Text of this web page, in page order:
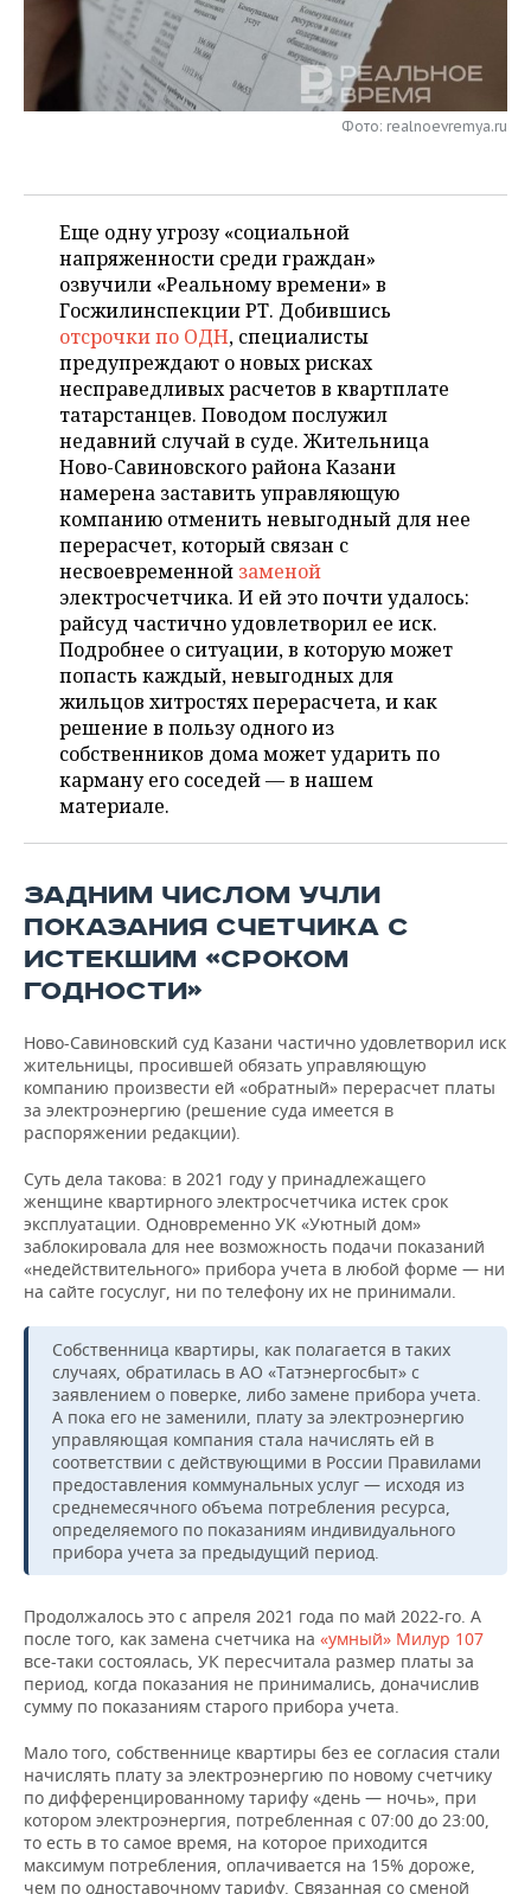
НЕФТЕХИМИЯ
НЕФТЬ
ОПК
РОЗНИЧНАЯ ТОРГОВЛЯ
ТРАНСПОРТ
НОВОСТИ ТЕХНОЛОГИЙ
IT
МЕРОПРИЯТИЯ
НОВОСТИ МЕРОПРИЯТИЙ
ONLINE-КОНФЕРЕНЦИИ
ОТКРЫТАЯ ЛЕКЦИЯ
СПОРТ
ХОККЕЙ
БАСКЕТБОЛ
ВОЛЕЙБОЛ
КИБЕРСПОРТ
ФИГУРНОЕ КАТАНИЕ
ХОККЕЙ С МЯЧОМ
ВЛАСТЬ
ИНФРАСТРУКТУРА
ИСТОРИЯ
КУЛЬТУРА
МЕДИЦИНА
ПРОИСШЕСТВИЯ
СЮЖЕТЫ
СПРАВОЧНИК
СПИСОК ПЕРСОН
СПИСОК КОМПАНИЙ
ПОЛНАЯ ВЕРСИЯ
Фото: realnoevremya.ru
Еще одну угрозу «социальной
напряженности среди граждан»
озвучили «Реальному времени» в
Госжилинспекции РТ. Добившись
отсрочки по ОДН, специалисты
предупреждают о новых рисках
несправедливых расчетов в квартплате
татарстанцев. Поводом послужил
недавний случай в суде. Жительница
Ново-Савиновского района Казани
намерена заставить управляющую
компанию отменить невыгодный для нее
перерасчет, который связан с
несвоевременной заменой
электросчетчика. И ей это почти удалось:
райсуд частично удовлетворил ее иск.
Подробнее о ситуации, в которую может
попасть каждый, невыгодных для
жильцов хитростях перерасчета, и как
решение в пользу одного из
собственников дома может ударить по
карману его соседей — в нашем
материале.
ЗАДНИМ ЧИСЛОМ УЧЛИ
ПОКАЗАНИЯ СЧЕТЧИКА С
ИСТЕКШИМ «СРОКОМ
ГОДНОСТИ»
Ново-Савиновский суд Казани частично удовлетворил иск
жительницы, просившей обязать управляющую
компанию произвести ей «обратный» перерасчет платы
за электроэнергию (решение суда имеется в
распоряжении редакции).
Суть дела такова: в 2021 году у принадлежащего
женщине квартирного электросчетчика истек срок
эксплуатации. Одновременно УК «Уютный дом»
заблокировала для нее возможность подачи показаний
«недействительного» прибора учета в любой форме — ни
на сайте госуслуг, ни по телефону их не принимали.
Собственница квартиры, как полагается в таких
случаях, обратилась в АО «Татэнергосбыт» с
заявлением о поверке, либо замене прибора учета.
А пока его не заменили, плату за электроэнергию
управляющая компания стала начислять ей в
соответствии с действующими в России Правилами
предоставления коммунальных услуг — исходя из
среднемесячного объема потребления ресурса,
определяемого по показаниям индивидуального
прибора учета за предыдущий период.
Продолжалось это с апреля 2021 года по май 2022-го. А
после того, как замена счетчика на «умный» Милур 107
все-таки состоялась, УК пересчитала размер платы за
период, когда показания не принимались, доначислив
сумму по показаниям старого прибора учета.
Мало того, собственнице квартиры без ее согласия стали
начислять плату за электроэнергию по новому счетчику
по дифференцированному тарифу «день — ночь», при
котором электроэнергия, потребленная с 07:00 до 23:00,
то есть в то самое время, на которое приходится
максимум потребления, оплачивается на 15% дороже,
чем по одноставочному тарифу. Связанная со сменой